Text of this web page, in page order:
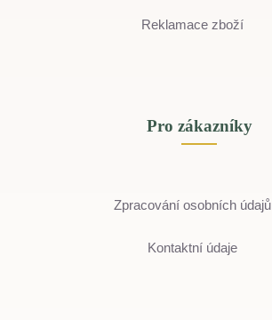
Reklamace zboží
Pro zákazníky
Zpracování osobních údajů
Kontaktní údaje